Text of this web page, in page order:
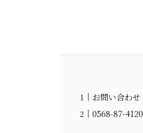
お問い合わせ
0568-87-4120